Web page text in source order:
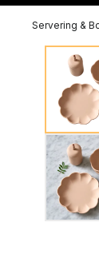
Servering &